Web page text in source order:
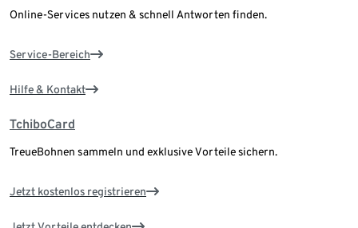
Online-Services nutzen & schnell Antworten finden.
Service-Bereich
Hilfe & Kontakt
TchiboCard
TreueBohnen sammeln und exklusive Vorteile sichern.
Jetzt kostenlos registrieren